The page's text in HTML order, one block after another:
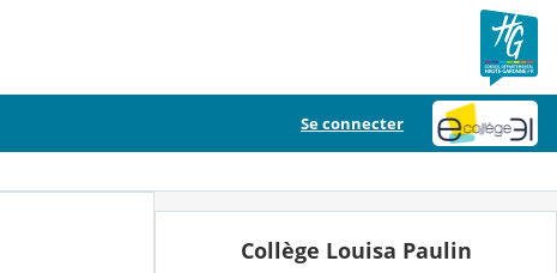
Se connecter
Collège Louisa Paulin